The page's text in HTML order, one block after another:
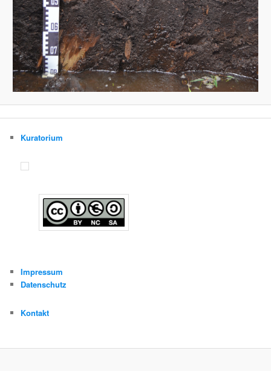
Kuratorium
Impressum
Datenschutz
Kontakt